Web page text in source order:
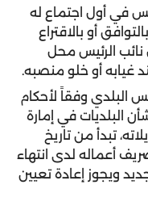
في أول اجتماع له
أو بالاقتراع
نائب الرئيس محل
غيابه أو خلو منصبه.
البلدي وفقاً لأحكام
رقم (2) لسنة 2004م بشأن البلديات في إمارة
تبدأ من تاريخ
أعماله لدى انتهاء
ويجوز إعادة تعيين